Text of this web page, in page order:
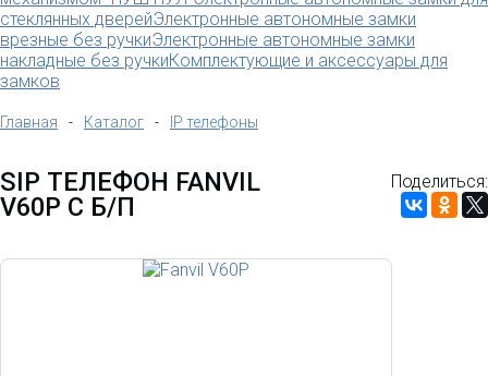
стеклянных дверейЭлектронные автономные замки
врезные без ручкиЭлектронные автономные замки
накладные без ручкиКомплектующие и аксессуары для
замков
Главная - Каталог - IP телефоны
SIP ТЕЛЕФОН FANVIL
V60P С Б/П
Поделиться: